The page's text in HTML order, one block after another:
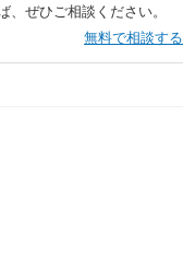
、ぜひご相談ください。
無料で相談する